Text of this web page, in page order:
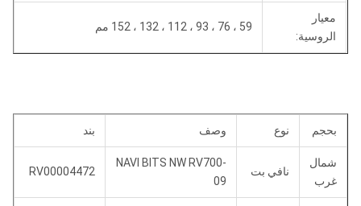
معيار
الروسية:
59 ، 76 ، 93 ، 112 ، 132 ، 152 مم
بحجم نوع وصف بند
شمال
غرب
نافي بت
NAVI BITS NW RV700-
09
RV00004472